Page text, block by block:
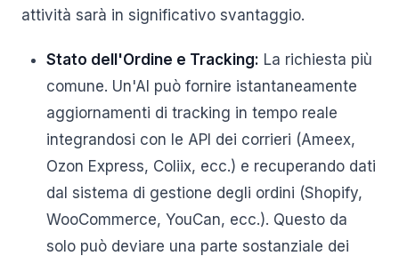
attività sarà in significativo svantaggio.
Stato dell'Ordine e Tracking: La richiesta più
comune. Un'AI può fornire istantaneamente
aggiornamenti di tracking in tempo reale
integrandosi con le API dei corrieri (Ameex,
Ozon Express, Coliix, ecc.) e recuperando dati
dal sistema di gestione degli ordini (Shopify,
WooCommerce, YouCan, ecc.). Questo da
solo può deviare una parte sostanziale dei